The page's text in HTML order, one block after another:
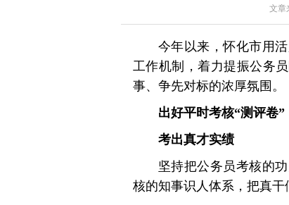
文章
今年以来，怀化市用
工作机制，着力提振公务
事、争先对标的浓厚氛围。
出好平时考核“测评卷”
考出真才实绩
坚持把公务员考核的
核的知事识人体系，把真干